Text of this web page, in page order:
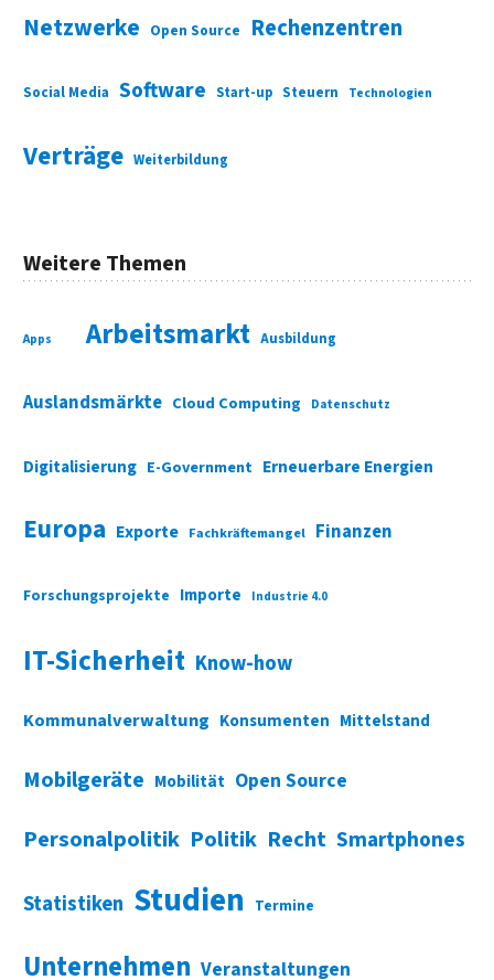
Netzwerke Open Source Rechenzentren
Social Media Software Start-up Steuern Technologien
Verträge Weiterbildung
Weitere Themen
Apps Arbeitsmarkt Ausbildung
Auslandsmärkte Cloud Computing Datenschutz
Digitalisierung E-Government Erneuerbare Energien
Europa Exporte Fachkräftemangel Finanzen
Forschungsprojekte Importe Industrie 4.0
IT-Sicherheit Know-how
Kommunalverwaltung Konsumenten Mittelstand
Mobilgeräte Mobilität Open Source
Personalpolitik Politik Recht Smartphones
Statistiken Studien Termine
Unternehmen Veranstaltungen